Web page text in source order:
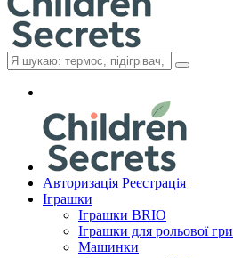
Авторизація Реєстрація
Іграшки
Іграшки BRIO
Іграшки для рольової гри
Машинки